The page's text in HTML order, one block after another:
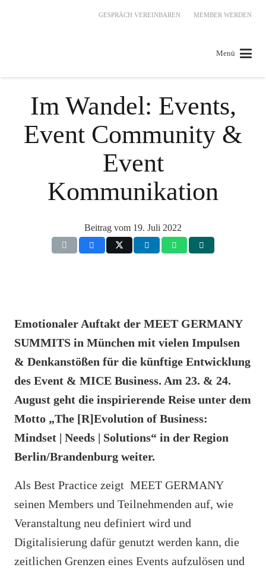
GESPRÄCH VEREINBAREN MEMBER WERDEN
Menü
Im Wandel: Events,
Event Community &
Event
Kommunikation
Beitrag vom 19. Juli 2022
Emotionaler Auftakt der MEET GERMANY
SUMMITS in München mit vielen Impulsen
& Denkanstößen für die künftige Entwicklung
des Event & MICE Business. Am 23. & 24.
August geht die inspirierende Reise unter dem
Motto „The [R]Evolution of Business:
Mindset | Needs | Solutions“ in der Region
Berlin/Brandenburg weiter.
Als Best Practice zeigt MEET GERMANY
seinen Members und Teilnehmenden auf, wie
Veranstaltung neu definiert wird und
Digitalisierung dafür genutzt werden kann, die
zeitlichen Grenzen eines Events aufzulösen und